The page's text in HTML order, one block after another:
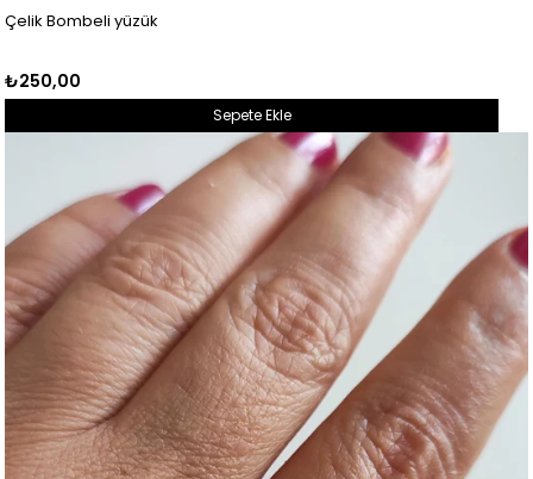
Çelik Bombeli yüzük
₺250,00
Sepete Ekle